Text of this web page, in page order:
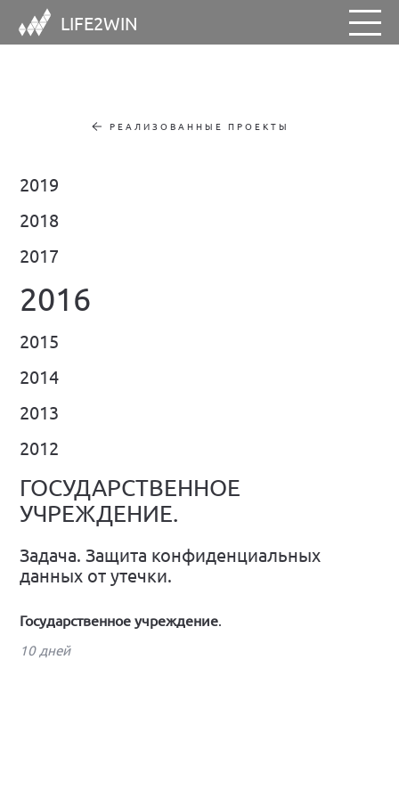
LIFE2WIN
РЕАЛИЗОВАННЫЕ ПРОЕКТЫ
2019
2018
2017
2016
2015
2014
2013
2012
ГОСУДАРСТВЕННОЕ
УЧРЕЖДЕНИЕ.
Задача. Защита конфиденциальных
данных от утечки.
Государственное учреждение.
10 дней